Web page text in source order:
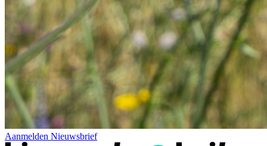
Aanmelden Nieuwsbrief